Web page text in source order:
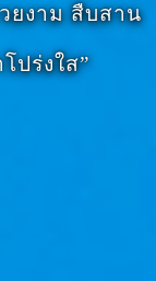
ยงาม สืบสาน
ปร่งใส”